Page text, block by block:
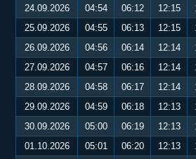
24.09.2026
04:54 06:12 12:15
25.09.2026
04:55 06:13 12:15
26.09.2026
04:56 06:14 12:14
27.09.2026
04:57 06:16 12:14
28.09.2026
04:58 06:17 12:14
29.09.2026
04:59 06:18 12:13
30.09.2026
05:00 06:19 12:13
01.10.2026
05:01 06:20 12:13